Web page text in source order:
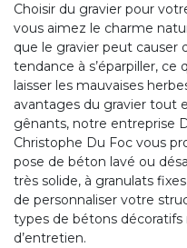
Choisir du gravier pour
vous aimez le charme
que le gravier peut causer
tendance à s’éparpiller, ce
laisser les mauvaises
avantages du gravier tout
gênants, notre entreprise
Christophe Du Foc vous
pose de béton lavé ou
très solide, à granulats
de personnaliser votre
types de bétons
d’entretien.